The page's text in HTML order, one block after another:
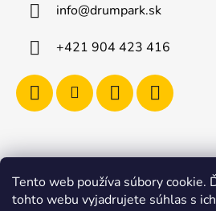
Tento web používa súbory cookie.
tohto webu vyjadrujete súhlas s
info@drumpark.sk
+421 904 423 416
Navštívte aj e-shop s etnickými
Drumbla.sk |